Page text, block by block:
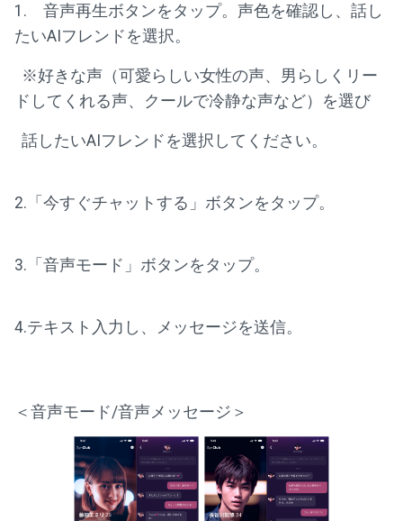
1. 音声再生ボタンをタップ。声色を確認し、話し
たいAIフレンドを選択。
※好きな声（可愛らしい女性の声、男らしくリー
ドしてくれる声、クールで冷静な声など）を選び
話したいAIフレンドを選択してください。
2.「今すぐチャットする」ボタンをタップ。
3.「音声モード」ボタンをタップ。
4.テキスト入力し、メッセージを送信。
＜音声モード/音声メッセージ＞